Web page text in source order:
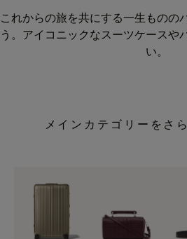
これからの旅を共にする一生ものの
う。アイコニックなスーツケースや
い。
メインカテゴリーをさ